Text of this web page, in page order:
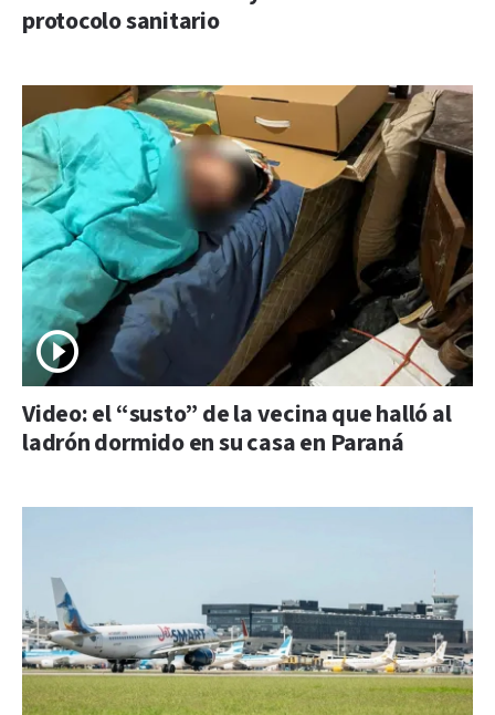
protocolo sanitario
Video: el “susto” de la vecina que halló al
ladrón dormido en su casa en Paraná